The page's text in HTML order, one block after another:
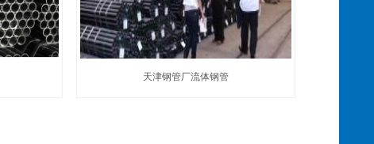
天津钢管厂流体钢管